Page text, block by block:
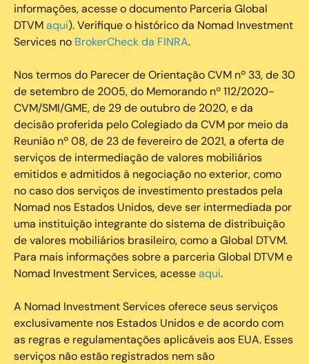
informações, acesse o documento Parceria Global
DTVMaqui). Verifique o histórico da Nomad Investment
Services no BrokerCheck da FINRA.
Nos termos do Parecer de Orientação CVM nº 33, de 30
de setembro de 2005, do Memorando nº 112/2020-
CVM/SMI/GME, de 29 de outubro de 2020, e da
decisão proferida pelo Colegiado da CVM por meio da
Reunião nº 08, de 23 de fevereiro de 2021, a oferta de
serviços de intermediação de valores mobiliários
emitidos e admitidos à negociação no exterior, como
no caso dos serviços de investimento prestados pela
Nomad nos Estados Unidos, deve ser intermediada por
uma instituição integrante do sistema de distribuição
de valores mobiliários brasileiro, como a Global DTVM.
Para mais informações sobre a parceria Global DTVM e
Nomad Investment Services, acesseaqui.
A Nomad Investment Services oferece seus serviços
exclusivamente nos Estados Unidos e de acordo com
as regras e regulamentações aplicáveis aos EUA. Esses
serviços não estão registrados nem são